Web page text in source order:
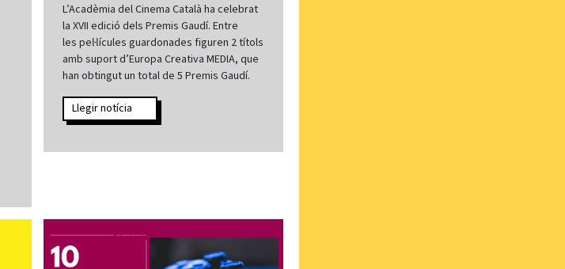
L’Acadèmia del Cinema Català ha celebrat
la XVII edició dels Premis Gaudí. Entre
les pel·lícules guardonades figuren 2 títols
amb suport d’Europa Creativa MEDIA, que
han obtingut un total de 5 Premis Gaudí.
Llegir notícia